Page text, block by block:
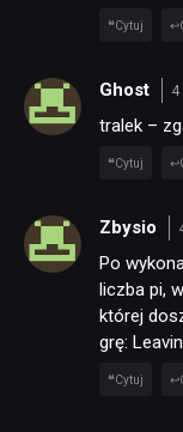
Cytuj
Ghost
tralek –
Cytuj
Zbysio
Po
liczba pi,
której
grę:
Cytuj